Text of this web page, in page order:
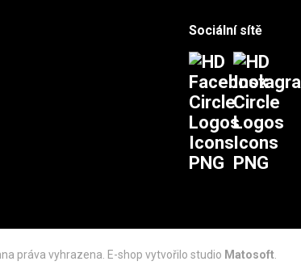
Sociální sítě
práva vyhrazena. E-shop vytvořilo studio Matosoft